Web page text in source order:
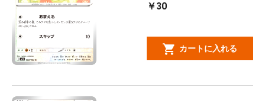
￥30
カートに入れる